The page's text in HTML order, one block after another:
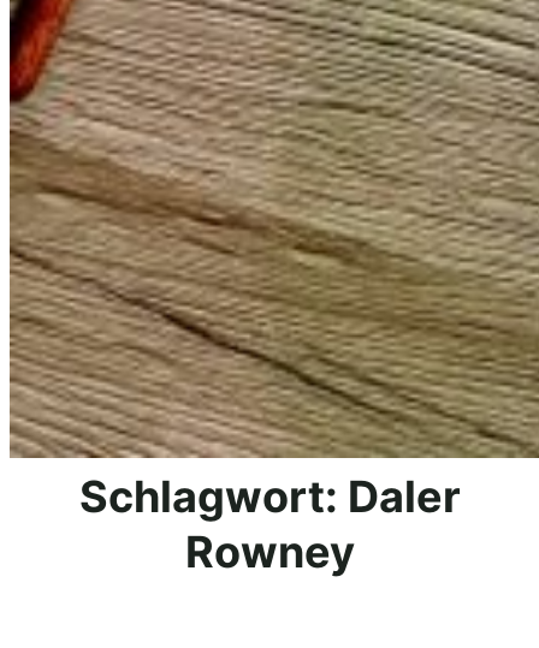
Schlagwort: Daler
Rowney